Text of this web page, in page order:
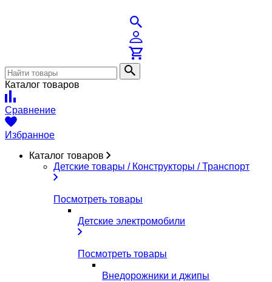
Каталог товаров
Сравнение
Избранное
Каталог товаров
Детские товары / Конструкторы / Транспорт
Посмотреть товары
Детские электромобили
Посмотреть товары
Внедорожники и джипы